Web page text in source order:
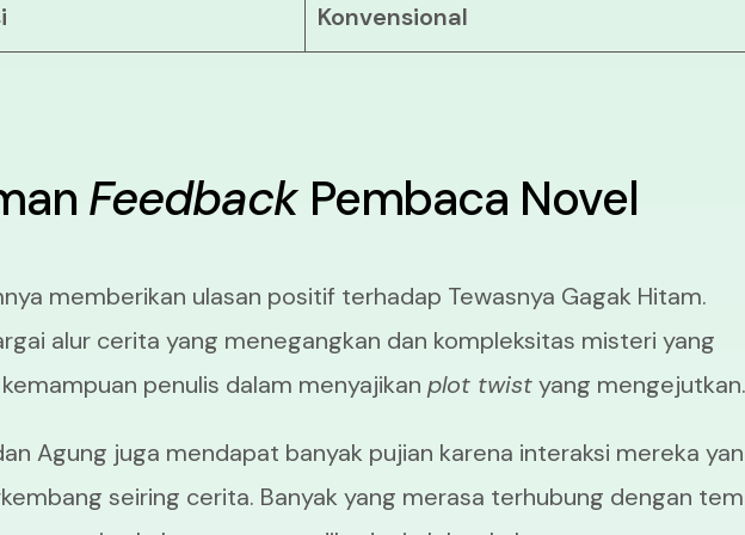
Konvensional
Feedback Pembaca Novel
memberikan ulasan positif terhadap Tewasnya Gagak Hitam.
alur cerita yang menegangkan dan kompleksitas misteri yang
penulis dalam menyajikanplot twistyang mengejutkan.
Agung juga mendapat banyak pujian karena interaksi mereka
seiring cerita. Banyak yang merasa terhubung dengan